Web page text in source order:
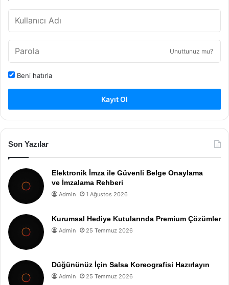
Unuttunuz mu?
Beni hatırla
Kayıt Ol
Son Yazılar
Elektronik İmza ile Güvenli Belge Onaylama
ve İmzalama Rehberi
Admin 1 Ağustos 2026
Kurumsal Hediye Kutularında Premium Çözümler
Admin 25 Temmuz 2026
Düğününüz İçin Salsa Koreografisi Hazırlayın
Admin 25 Temmuz 2026